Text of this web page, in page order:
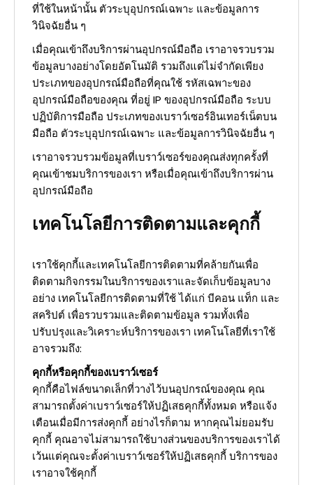
ที่ใช้ในหน้านั้น ตัวระบุอุปกรณ์เฉพาะ และข้อมูลการ
วินิจฉัยอื่น ๆ
เมื่อคุณเข้าถึงบริการผ่านอุปกรณ์มือถือ เราอาจรวบรวม
ข้อมูลบางอย่างโดยอัตโนมัติ รวมถึงแต่ไม่จำกัดเพียง
ประเภทของอุปกรณ์มือถือที่คุณใช้ รหัสเฉพาะของ
อุปกรณ์มือถือของคุณ ที่อยู่ IP ของอุปกรณ์มือถือ ระบบ
ปฏิบัติการมือถือ ประเภทของเบราว์เซอร์อินเทอร์เน็ตบน
มือถือ ตัวระบุอุปกรณ์เฉพาะ และข้อมูลการวินิจฉัยอื่น ๆ
เราอาจรวบรวมข้อมูลที่เบราว์เซอร์ของคุณส่งทุกครั้งที่
คุณเข้าชมบริการของเรา หรือเมื่อคุณเข้าถึงบริการผ่าน
อุปกรณ์มือถือ
เทคโนโลยีการติดตามและคุกกี้
เราใช้คุกกี้และเทคโนโลยีการติดตามที่คล้ายกันเพื่อ
ติดตามกิจกรรมในบริการของเราและจัดเก็บข้อมูลบาง
อย่าง เทคโนโลยีการติดตามที่ใช้ ได้แก่ บีคอน แท็ก และ
สคริปต์ เพื่อรวบรวมและติดตามข้อมูล รวมทั้งเพื่อ
ปรับปรุงและวิเคราะห์บริการของเรา เทคโนโลยีที่เราใช้
อาจรวมถึง:
คุกกี้หรือคุกกี้ของเบราว์เซอร์
คุกกี้คือไฟล์ขนาดเล็กที่วางไว้บนอุปกรณ์ของคุณ คุณ
สามารถตั้งค่าเบราว์เซอร์ให้ปฏิเสธคุกกี้ทั้งหมด หรือแจ้ง
เตือนเมื่อมีการส่งคุกกี้ อย่างไรก็ตาม หากคุณไม่ยอมรับ
คุกกี้ คุณอาจไม่สามารถใช้บางส่วนของบริการของเราได้
เว้นแต่คุณจะตั้งค่าเบราว์เซอร์ให้ปฏิเสธคุกกี้ บริการของ
เราอาจใช้คุกกี้